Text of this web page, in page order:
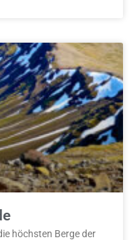
höchsten Berge der